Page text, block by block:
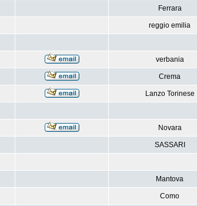
Ferrara
reggio emilia
verbania
Crema
Lanzo Torinese
Novara
SASSARI
Mantova
Como